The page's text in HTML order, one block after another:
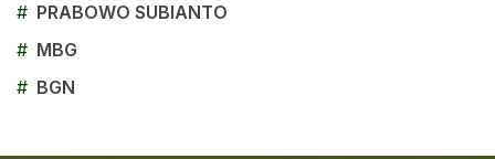
# PRABOWO SUBIANTO
# MBG
# BGN